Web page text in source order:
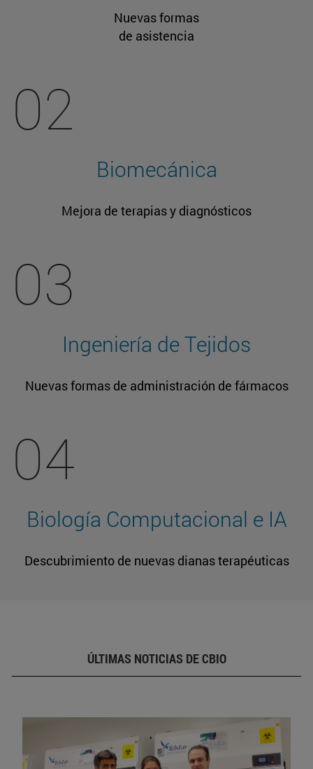
Nuevas formas
de asistencia
02
Biomecánica
Mejora de terapias y diagnósticos
03
Ingeniería de Tejidos
Nuevas formas de administración de fármacos
04
Biología Computacional e IA
Descubrimiento de nuevas dianas terapéuticas
ÚLTIMAS NOTICIAS DE CBIO